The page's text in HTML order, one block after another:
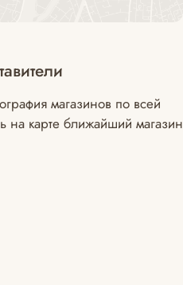
магазинов по всей
на карте ближайший магазин